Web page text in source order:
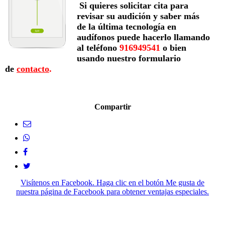
Si quieres solicitar cita para
revisar su audición y saber más
de la última tecnología en
audífonos puede hacerlo llamando
al teléfono 916949541 o bien
usando nuestro formulario
de contacto.
Compartir
Visítenos en Facebook. Haga clic en el botón Me gusta de
nuestra página de Facebook para obtener ventajas especiales.